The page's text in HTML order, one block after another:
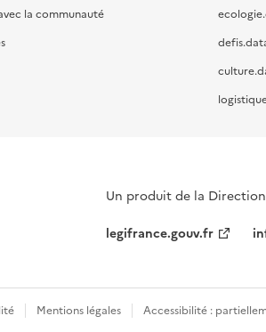
la communauté
Un produit de la
legifrance.gouv.fr
Mentions légales Accessibilité :